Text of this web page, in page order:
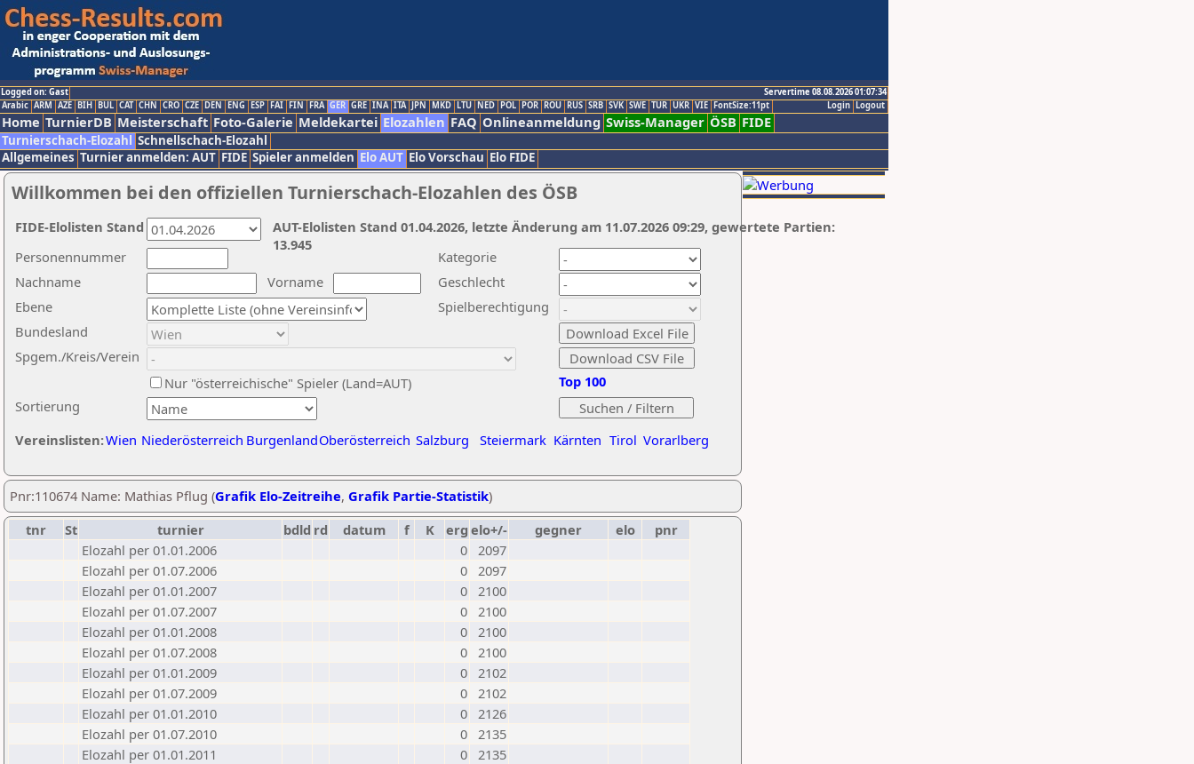
Logged on: Gast
Servertime 08.08.2026 01:07:34
Logout
Login
Arabic ARM AZE BIH BUL CAT CHN CRO CZE DEN ENG ESP FAI FIN FRA GER GRE INA ITA JPN MKD LTU NED POL POR ROU RUS SRB SVK SWE TUR UKR VIE FontSize:11pt
Home TurnierDB Meisterschaft Foto-Galerie Meldekartei Elozahlen FAQ Onlineanmeldung Swiss-Manager ÖSB FIDE
Turnierschach-Elozahl Schnellschach-Elozahl
Allgemeines Turnier anmelden: AUT FIDE Spieler anmelden Elo AUT Elo Vorschau Elo FIDE
Willkommen bei den offiziellen Turnierschach-Elozahlen des ÖSB
Nachname
Vorname
Ebene
Kategorie
Sortierung
Personennummer
Bundesland
Spgem./Kreis/Verein
Geschlecht
Nur "österreichische" Spieler (Land=AUT)
Spielberechtigung
Vereinslisten:Wien Niederösterreich BurgenlandOberösterreich Salzburg Steiermark Kärnten Tirol Vorarlberg
Top 100
AUT-Elolisten Stand 01.04.2026, letzte Änderung am 11.07.2026 09:29, gewertete Partien:
13.945
FIDE-Elolisten Stand
Pnr:110674 Name: Mathias Pflug (Grafik Elo-Zeitreihe, Grafik Partie-Statistik)
tnr
St turnier bdld rd datum f K erg elo+/- gegner elo
pnr
Elozahl per 01.01.2006
0 2097
Elozahl per 01.07.2006
0 2097
Elozahl per 01.01.2007
0 2100
Elozahl per 01.07.2007
0 2100
Elozahl per 01.01.2008
0 2100
Elozahl per 01.07.2008
0 2100
Elozahl per 01.01.2009
0 2102
Elozahl per 01.07.2009
0 2102
Elozahl per 01.01.2010
0 2126
Elozahl per 01.07.2010
0 2135
Elozahl per 01.01.2011
0 2135